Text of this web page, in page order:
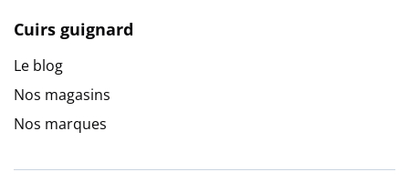
Cuirs guignard
Le blog
Nos magasins
Nos marques